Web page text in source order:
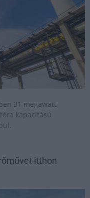
31 megawatt
kapacitású
itthon